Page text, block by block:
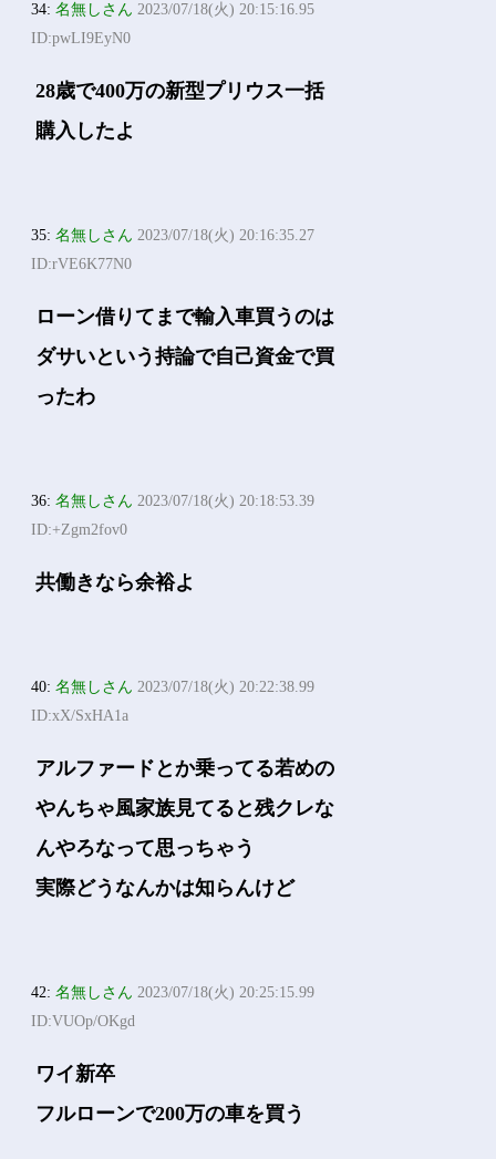
34:名無しさん 2023/07/18(火) 20:15:16.95
ID:pwLI9EyN0
28歳で400万の新型プリウス一括
購入したよ
35:名無しさん 2023/07/18(火) 20:16:35.27
ID:rVE6K77N0
ローン借りてまで輸入車買うのは
ダサいという持論で自己資金で買
ったわ
36:名無しさん 2023/07/18(火) 20:18:53.39
ID:+Zgm2fov0
共働きなら余裕よ
40:名無しさん 2023/07/18(火) 20:22:38.99
ID:xX/SxHA1a
アルファードとか乗ってる若めの
やんちゃ風家族見てると残クレな
んやろなって思っちゃう
実際どうなんかは知らんけど
42:名無しさん 2023/07/18(火) 20:25:15.99
ID:VUOp/OKgd
ワイ新卒
フルローンで200万の車を買う